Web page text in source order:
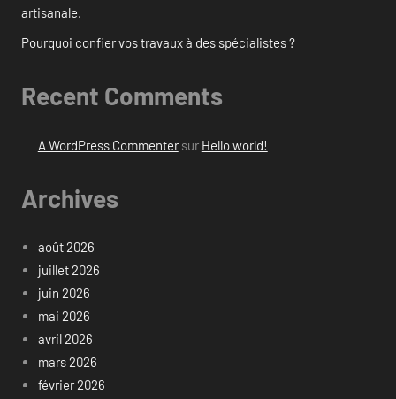
artisanale.
Pourquoi confier vos travaux à des spécialistes ?
Recent Comments
A WordPress Commentersur Hello world!
Archives
août 2026
juillet 2026
juin 2026
mai 2026
avril 2026
mars 2026
février 2026